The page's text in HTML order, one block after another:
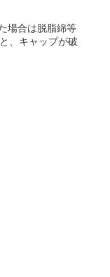
場合は脱脂綿等
、キャップが破